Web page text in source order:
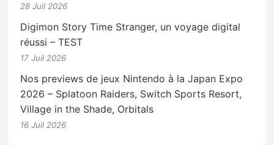
28 Juil 2026
Digimon Story Time Stranger, un voyage digital
réussi – TEST
17 Juil 2026
Nos previews de jeux Nintendo à la Japan Expo
2026 – Splatoon Raiders, Switch Sports Resort,
Village in the Shade, Orbitals
16 Juil 2026